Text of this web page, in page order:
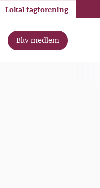
Bliv medlem
Lokal fagforening